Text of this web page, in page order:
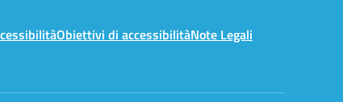
Obiettivi di accessibilitàNote Legali